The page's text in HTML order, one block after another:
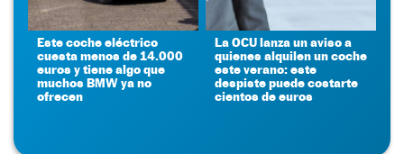
Este coche eléctrico
cuesta menos de 14.000
euros y tiene algo que
muchos BMW ya no
ofrecen
La OCU lanza un aviso a
quienes alquilen un coche
este verano: este
despiste puede costarte
cientos de euros